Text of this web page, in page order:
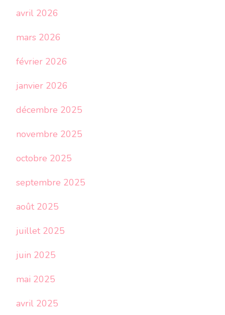
avril 2026
mars 2026
février 2026
janvier 2026
décembre 2025
novembre 2025
octobre 2025
septembre 2025
août 2025
juillet 2025
juin 2025
mai 2025
avril 2025